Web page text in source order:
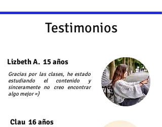
Testimonios
Lizbeth A. 15 años
Gracias por las clases, he estado
estudiando el contenido y
sinceramente no creo encontrar
algo mejor =)
Clau 16 años